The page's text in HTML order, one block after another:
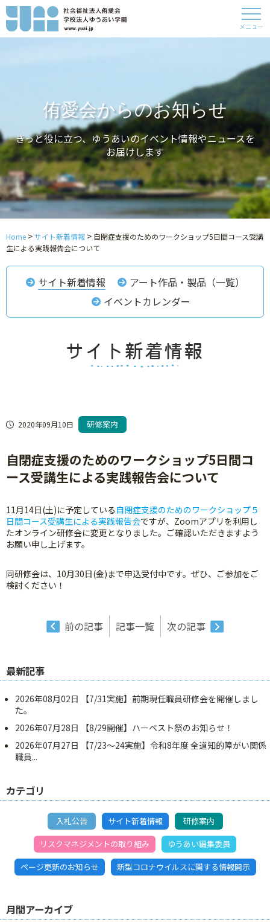
メニュー
侑愛会からのお知らせ
きっと役に立つ、ゆうあいのイベント情報やニュースを
お届けします
Home >サイト新着情報 > 自閉症支援のためのワークショップ5日間コース受講
生による実践報告会について
サイト新着情報
アート作品・製品（一覧）
イベントカレンダー
2020年09月10日 研修案内
自閉症支援のためのワークショップ5日間コ
ース受講生による実践報告会について
11月14日(土)に予定している 自閉症支援のためのワークショップ５
日間コース受講生による実践報告会ですが、Zoomアプリを利用し
たオンライン研修会に変更となりました。ご確認いただきますよう
お願い申し上げます。
同研修会は、10月30日(金)まで申込受付中です。ぜひ、ご参加をご
検討ください！
前の記事 記事一覧 次の記事
最新記事
2026年08月02日
【7/31実施】前期現任職員研修会を開催しまし
た。
2026年07月28日
【8/29開催】ハーベスト祭のお知らせ！
2026年07月27日
【7/23～24実施】令和8年度 全道知的障がい関係
職員...
カテゴリ
入札公告 サイト新着情報
研修案内
リスクマネジメントの取り組み
ゆうあい編集委員
ページ更新のお知らせ
新型コロナウイルスに関する情報開示
月間アーカイブ